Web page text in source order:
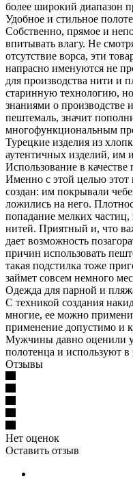
более широкий диапазон
Удобное и стильное
Собственно, прямое и
впитывать влагу. Не
отсутствие ворса, эти
напрасно именуются не
для производства нити и
старинную технологию,
знаниями о производстве
пештемаль, значит
многофункциональным
Турецкие изделия из
аутентичных изделий, им
Использование в качестве
Именно с этой целью этот
создан: им покрывали
ложились на него.
попадание мелких частиц,
нитей. Приятный и, что
дает возможность
причин использовать
такая подстилка тоже
займет совсем немного
Одежда для парной и
С техникой создания
многие, ее можно
применение допустимо и
Мужчины давно оценили
полотенца и используют в
Отзывы
Нет оценок
Оставить отзыв